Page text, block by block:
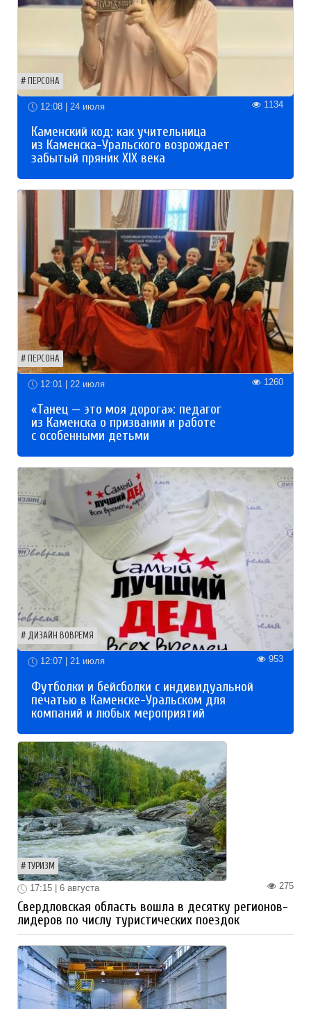
ПЕРСОНА
12:08 | 24 июля 1134
Каменский код: как учительница
из Каменска-Уральского возрождает
забытый пряник XIX века
ПЕРСОНА
12:01 | 22 июля 1260
«Танец — это моя дорога»: педагог
из Каменска о призвании и работе
с особенными детьми
ДИЗАЙН ВОВРЕМЯ
12:07 | 21 июля 953
Футболки и бейсболки с индивидуальной
печатью в Каменске-Уральском для
компаний и любых мероприятий
ТУРИЗМ
275
17:15 | 6 августа
Свердловская область вошла в десятку регионов-
лидеров по числу туристических поездок